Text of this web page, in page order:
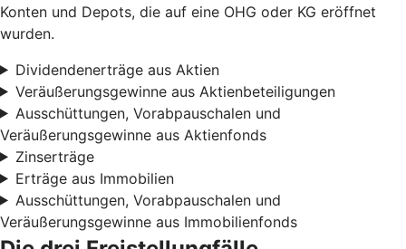
Konten und Depots, die auf eine OHG oder KG eröffnet
wurden.
Dividendenerträge aus Aktien
Veräußerungsgewinne aus Aktienbeteiligungen
Ausschüttungen, Vorabpauschalen und
Veräußerungsgewinne aus Aktienfonds
Zinserträge
Erträge aus Immobilien
Ausschüttungen, Vorabpauschalen und
Veräußerungsgewinne aus Immobilienfonds